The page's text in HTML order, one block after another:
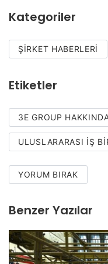
Kategoriler
ŞIRKET HABERLERI
Etiketler
3E GROUP
ULUSLARARASI IŞ
YORUM BIRAK
Benzer Yazılar